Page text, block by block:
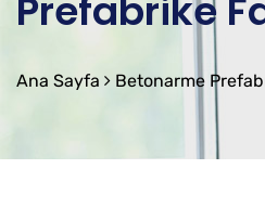
Prefabrike
Ana Sayfa Betonarme